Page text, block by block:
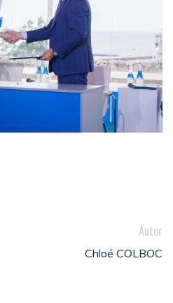
Autor
Chloé COLBOC